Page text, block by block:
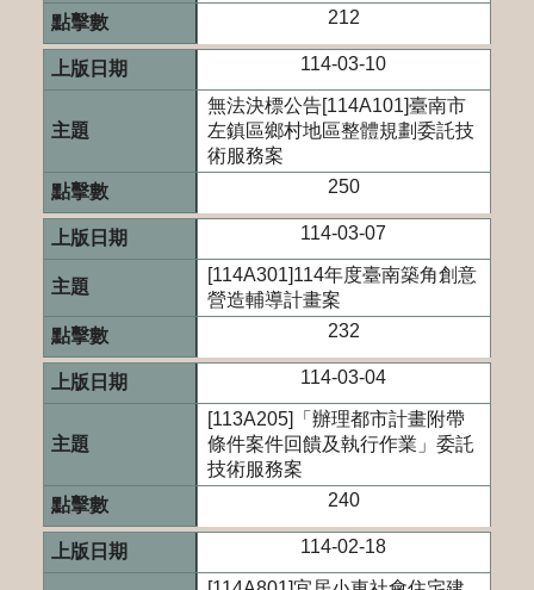
212
114-03-10
無法決標公告[114A101]臺南市
左鎮區鄉村地區整體規劃委託技
術服務案
250
114-03-07
[114A301]114年度臺南築角創意
營造輔導計畫案
232
114-03-04
[113A205]「辦理都市計畫附帶
條件案件回饋及執行作業」委託
技術服務案
240
114-02-18